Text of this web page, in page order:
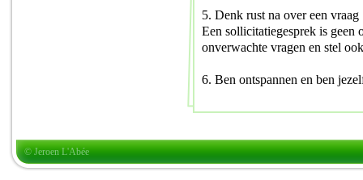
5. Denk rust na over een vraag
Een sollicitatiegesprek is
onverwachte vragen en stel
6. Ben ontspannen en ben
© Jeroen L'Abée